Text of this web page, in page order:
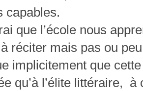
capables.
que l’école nous
réciter mais pas ou
implicitement que
qu’à l’élite littéraire,
à